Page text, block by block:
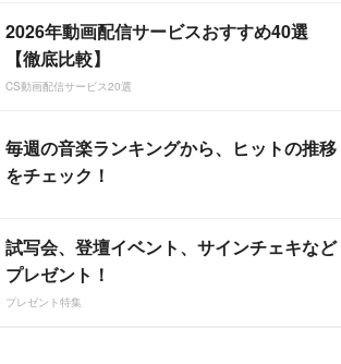
2026年動画配信サービスおすすめ40選
【徹底比較】
CS動画配信サービス20選
毎週の音楽ランキングから、ヒットの推移
をチェック！
試写会、登壇イベント、サインチェキなど
プレゼント！
プレゼント特集